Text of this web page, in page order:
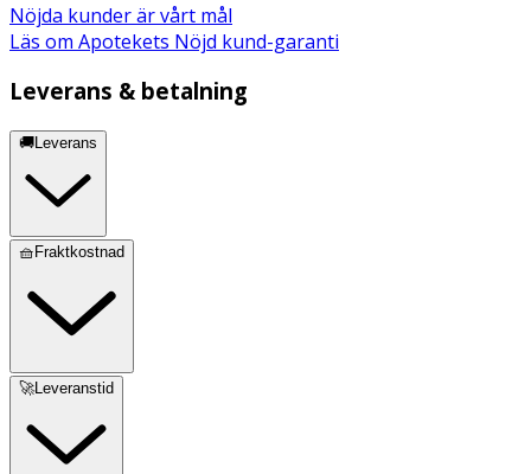
Nöjda kunder är vårt mål
Läs om Apotekets Nöjd kund-garanti
Leverans & betalning
🚚Leverans
🧺Fraktkostnad
🚀Leveranstid